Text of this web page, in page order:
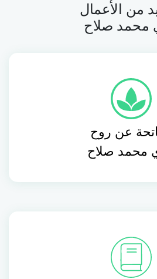
من الأعمال
محمد صلاح
عن روح
محمد صلاح